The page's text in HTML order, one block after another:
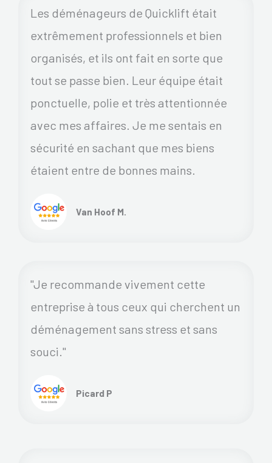
Les déménageurs de Quicklift était
extrêmement professionnels et bien
organisés, et ils ont fait en sorte que
tout se passe bien. Leur équipe était
ponctuelle, polie et très attentionnée
avec mes affaires. Je me sentais en
sécurité en sachant que mes biens
étaient entre de bonnes mains.
Van Hoof M.
"Je recommande vivement cette
entreprise à tous ceux qui cherchent un
déménagement sans stress et sans
souci."
Picard P